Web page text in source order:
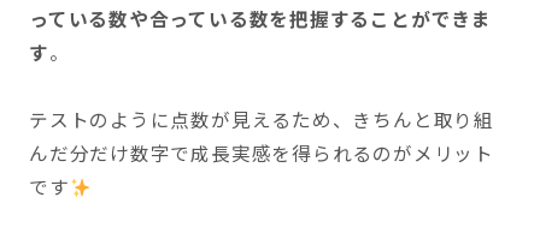
っている数や合っている数を把握することができま
す。
テストのように点数が見えるため、きちんと取り組
んだ分だけ数字で成長実感を得られるのがメリット
です